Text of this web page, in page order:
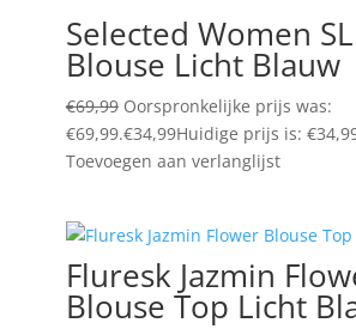
Selected Women
Blouse Licht Blauw
€69,99 Oorspronkelijke prijs was:
€69,99.€34,99Huidige prijs is:
Toevoegen aan verlanglijst
Fluresk Jazmin
Blouse Top Licht